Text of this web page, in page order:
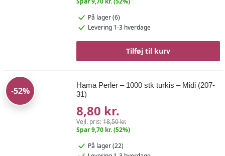
På lager (6)
Levering 1-3 hverdage
Tilføj til kurv
-52%
Hama Perler – 1000 stk turkis – Midi (207-
31)
8,80 kr.
Vejl. pris:18,50 kr.
Spar 9,70 kr. (52%)
På lager (22)